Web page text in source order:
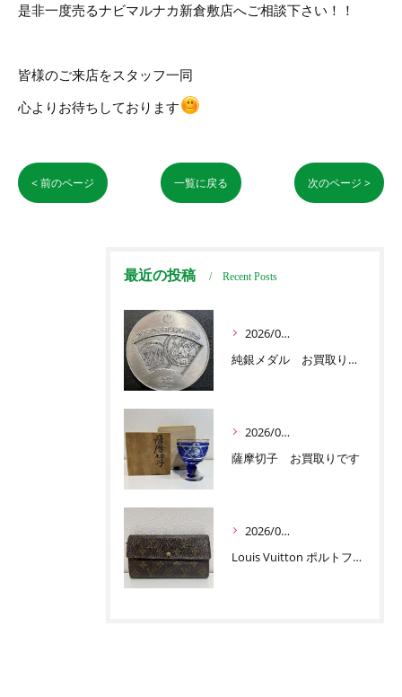
是非一度売るナビマルナカ新倉敷店へご相談下さい！！
皆様のご来店をスタッフ一同
心よりお待ちしております
< 前のページ 一覧に戻る 次のページ >
最近の投稿 Recent Posts
2026/07/03
純銀メダル お買取りです
2026/07/01
薩摩切子 お買取りです
2026/06/30
Louis Vuitton ポルトフォイユ サラ お買取りです